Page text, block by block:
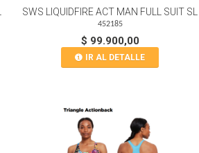
SWS LIQUIDFIRE ACT MAN FULL SUIT SL
452185
$ 99.900,00
IR AL DETALLE